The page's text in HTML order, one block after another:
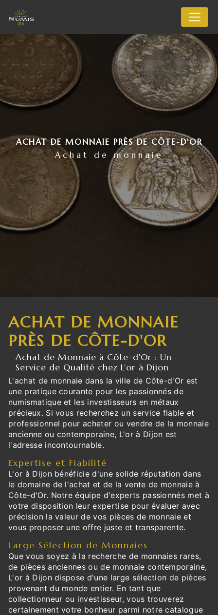
ACHAT DE MONNAIE PRÈS DE CÔTE-D'OR
Achat de monnaie
ACHAT DE MONNAIE
PRÈS DE CÔTE-D'OR
Achat de Monnaie à Côte-d'Or : Un
Service de Qualité chez L'or à Dijon
L'achat de monnaie dans la ville de Côte-d'Or est
une pratique courante pour les passionnés de
numismatique et les investisseurs en métaux
précieux. Si vous recherchez un service fiable et
professionnel pour acheter ou vendre de la monnaie
ancienne ou contemporaine, L'or à Dijon est
l'adresse incontournable.
Expertise et Fiabilité
L'or à Dijon bénéficie d'une solide réputation dans
le domaine de l'achat et de la vente de monnaie à
Côte-d'Or. Notre équipe d'experts passionnés met à
votre disposition leur expertise pour évaluer avec
précision la valeur de vos pièces de monnaie et
vous proposer une offre juste et transparente.
Large Sélection de Monnaies
Que vous soyez à la recherche de monnaies rares,
de pièces anciennes ou de monnaie contemporaine,
L'or à Dijon dispose d'une large sélection de pièces
provenant du monde entier. En tant que
collectionneur ou investisseur, vous trouverez
certainement votre bonheur parmi notre catalogue